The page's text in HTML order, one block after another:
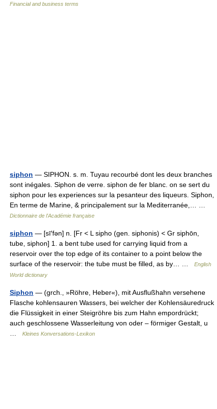
Financial and business terms
siphon — SIPHON. s. m. Tuyau recourbé dont les deux branches
sont inégales. Siphon de verre. siphon de fer blanc. on se sert du
siphon pour les experiences sur la pesanteur des liqueurs. Siphon,
En terme de Marine, & principalement sur la Mediterranée,… …
Dictionnaire de l'Académie française
siphon — [sī′fən] n. [Fr < L sipho (gen. siphonis) < Gr siphōn,
tube, siphon] 1. a bent tube used for carrying liquid from a
reservoir over the top edge of its container to a point below the
surface of the reservoir: the tube must be filled, as by… …
English
World dictionary
Siphon — (grch., »Röhre, Heber«), mit Ausflußhahn versehene
Flasche kohlensauren Wassers, bei welcher der Kohlensäuredruck
die Flüssigkeit in einer Steigröhre bis zum Hahn empordrückt;
auch geschlossene Wasserleitung von oder – förmiger Gestalt, u
Kleines Konversations-Lexikon